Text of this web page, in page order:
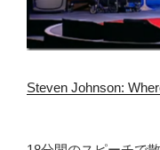
Steven Johnson: